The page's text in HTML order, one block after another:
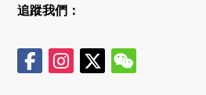
追蹤我們：